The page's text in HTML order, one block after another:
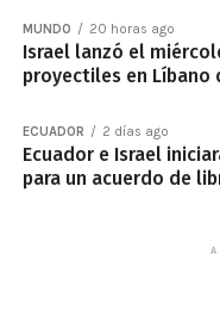
MUNDO 20 horas ago
Israel lanzó el
proyectiles en Líbano
ECUADOR 2 días ago
Ecuador e Israel
para un acuerdo de